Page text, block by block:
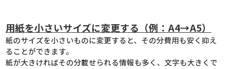
用紙を小さいサイズに変更する（例：A4→A5）
紙のサイズを小さいものに変更すると、その分費用も安く抑え
ることができます。
紙が大きければその分載せられる情報も多く、文字も大きくで